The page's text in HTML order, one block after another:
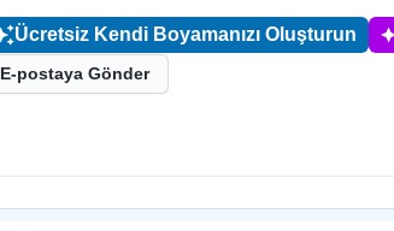
Ücretsiz Kendi Boyamanızı Oluşturun
E-postaya Gönder